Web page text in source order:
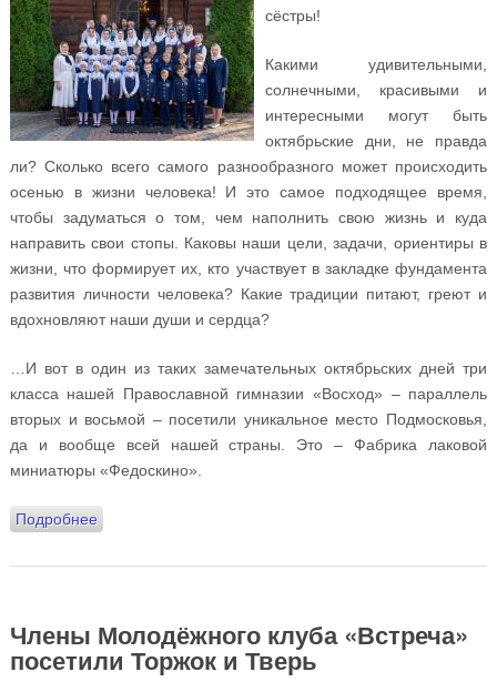
сёстры!
Какими удивительными,
солнечными, красивыми и
интересными могут быть
октябрьские дни, не правда
ли? Сколько всего самого разнообразного может происходить
осенью в жизни человека! И это самое подходящее время,
чтобы задуматься о том, чем наполнить свою жизнь и куда
направить свои стопы. Каковы наши цели, задачи, ориентиры в
жизни, что формирует их, кто участвует в закладке фундамента
развития личности человека? Какие традиции питают, греют и
вдохновляют наши души и сердца?
…И вот в один из таких замечательных октябрьских дней три
класса нашей Православной гимназии «Восход» – параллель
вторых и восьмой – посетили уникальное место Подмосковья,
да и вообще всей нашей страны. Это – Фабрика лаковой
миниатюры «Федоскино».
Подробнеео Настоятель храма о поездке учащихся
лаковой миниатюры «Федоскино» (ФОТО и ВИДЕО)
Члены Молодёжного клуба «Встреча»
посетили Торжок и Тверь